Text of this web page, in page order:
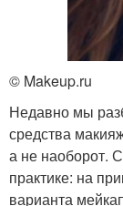
© Makeup.ru
Недавно мы
средства
а не наоборот.
практике: на
варианта